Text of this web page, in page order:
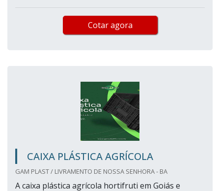
Cotar agora
CAIXA PLÁSTICA AGRÍCOLA
GAM PLAST / LIVRAMENTO DE NOSSA SENHORA - BA
A caixa plástica agrícola hortifruti em Goiás e